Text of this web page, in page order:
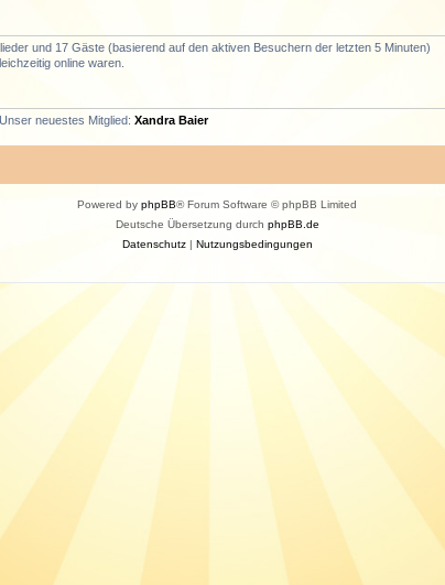
und 17 Gäste (basierend auf den aktiven Besuchern der letzten 5 Minuten)
online waren.
neuestes Mitglied: Xandra Baier
Powered by phpBB® Forum Software © phpBB Limited
Deutsche Übersetzung durch phpBB.de
Datenschutz| Nutzungsbedingungen